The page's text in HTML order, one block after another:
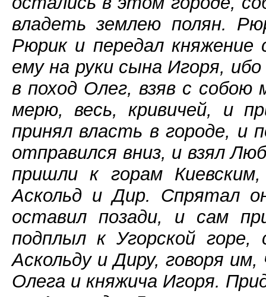
владеть землею полян.
Рюрик и передал княжение
ему на руки сына Игоря,
в поход Олег, взяв с собою
мерю, весь, кривичей, и
принял власть в городе, и
отправился вниз, и взял
пришли к горам
Аскольд и Дир. Спрятал
оставил позади, и сам
подплыл к Угорской горе,
Аскольду и Диру, говоря
Олега и княжича Игоря.